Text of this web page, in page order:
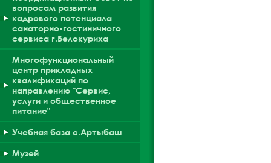
вопросам развития
кадрового потенциала
санаторно-гостиничного
сервиса г.Белокуриха
Многофункциональный
центр прикладных
квалификаций по
направлению "Сервис,
услуги и общественное
питание"
Учебная база с.Артыбаш
Музей